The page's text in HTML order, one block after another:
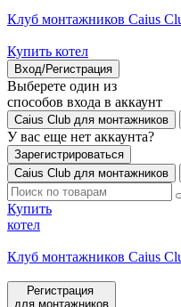
Клуб монтажников Caius
Купить котел
Вход/Регистрация
Выберете один из
способов входа в аккаунт
Caius Club для монтажников
У вас еще нет аккаунта?
Зарегистрироваться
Caius Club для монтажников
Купить
котел
Клуб монтажников Caius
Регистрация
для монтажников